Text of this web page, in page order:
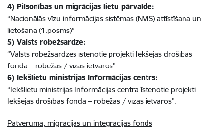
4) Pilsonības un migrācijas lietu pārvalde:
“Nacionālās vīzu informācijas sistēmas (NVIS) attīstīšana un
lietošana (1.posms)”
5) Valsts robežsardze:
“Valsts robežsardzes īstenotie projekti Iekšējās drošības
fonda – robežas / vīzas ietvaros”
6) Iekšlietu ministrijas Informācijas centrs:
“Iekšlietu ministrijas Informācijas centra īstenotie projekti
Iekšējās drošības fonda – robežas / vīzas ietvaros”.
Patvēruma, migrācijas un integrācijas fonds